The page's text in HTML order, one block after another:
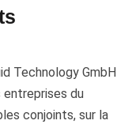
Technology GmbH
entreprises du
conjoints, sur la